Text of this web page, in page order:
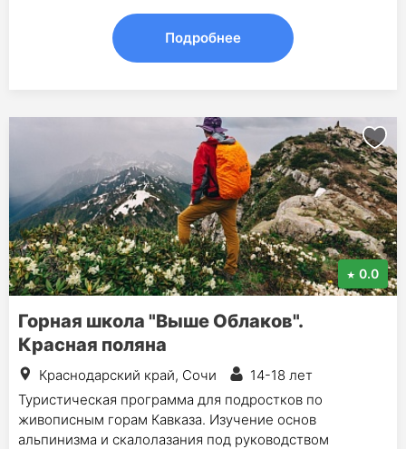
Подробнее
0.0
Горная школа "Выше Облаков".
Красная поляна
Краснодарский край, Сочи
14-18 лет
Туристическая программа для подростков по
живописным горам Кавказа. Изучение основ
альпинизма и скалолазания под руководством